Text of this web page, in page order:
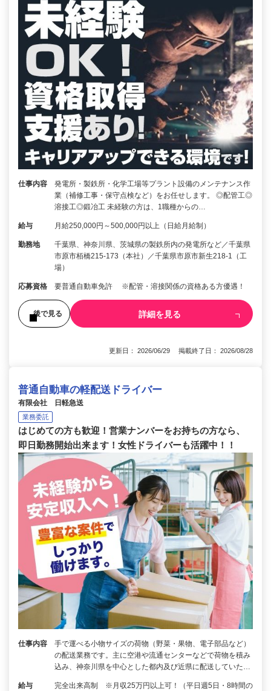
仕事内容
発電所・製鉄所・化学工場等プラント設備のメンテナンス作
業（補修工事・保守点検など）をお任せします。 ◎配管工◎
溶接工◎鍛冶工 未経験の方は、1職種からの…
給与 月給250,000円～500,000円以上（日給月給制）
勤務地
千葉県、神奈川県、茨城県の製鉄所内の発電所など／千葉県
市原市栢橋215-173（本社）／千葉県市原市新生218-1（工
場）
応募資格 要普通自動車免許 ※配管・溶接関係の資格ある方優遇！
後で見る 詳細を見る
更新日： 2026/06/29 掲載終了日： 2026/08/28
普通自動車の軽配送ドライバー
有限会社 日軽急送
業務委託
はじめての方も歓迎！営業ナンバーをお持ちの方なら、
即日勤務開始出来ます！女性ドライバーも活躍中！！
仕事内容
手で運べる小物サイズの荷物（野菜・果物、電子部品など）
の配送業務です。主に空港や流通センターなどで荷物を積み
込み、神奈川県を中心とした都内及び近県に配送していた…
給与
完全出来高制 ※月収25万円以上可！（平日週5日・8時間の